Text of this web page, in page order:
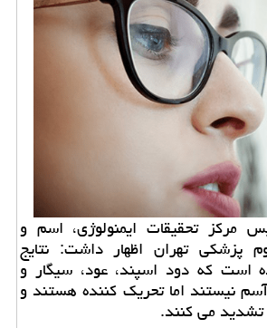
مركز تحقیقات ایمنولوژی، اسم و
پزشكی تهران اظهار داشت: نتایج
است كه دود اسپند، عود، سیگار و
آسم نیستند اما تحریك كننده هستند و
تشدید می كنند.